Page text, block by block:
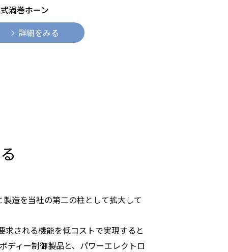
渦巻ホーン
詳細をみる
造を当社の第二の柱として拡大して
される機能を低コストで実現すると
ディー制御製品と、パワーエレクトロ